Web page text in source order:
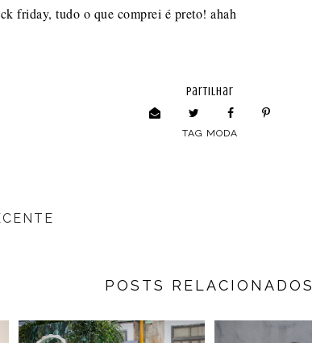
friday, tudo o que comprei é preto! ahah
partilhar
TAG MODA
POSTS RELACIONADOS